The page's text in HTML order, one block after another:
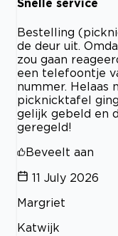
Snelle service
Bestelling
de deur uit.
zou gaan
een telefoontje
nummer. Helaas
picknicktafel
gelijk gebeld en
geregeld!
Beveelt aan
11 July 2026
Margriet
Katwijk